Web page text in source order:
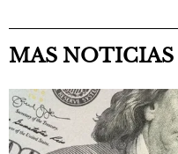
MAS